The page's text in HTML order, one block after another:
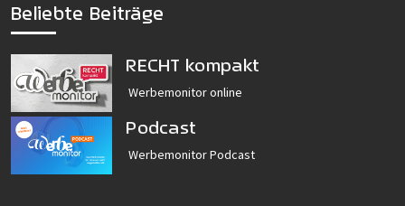
Beliebte Beiträge
RECHT kompakt
Werbemonitor online
Podcast
Werbemonitor Podcast